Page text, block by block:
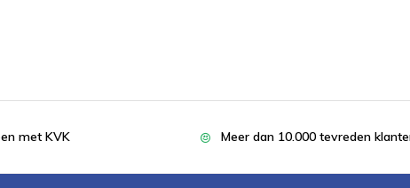
met KVK Meer dan 10.000 tevreden